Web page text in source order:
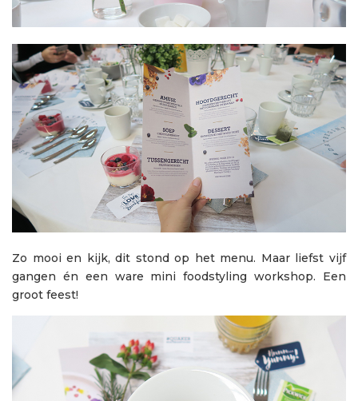
Zo mooi en kijk, dit stond op het menu. Maar liefst vijf
gangen én een ware mini foodstyling workshop. Een
groot feest!